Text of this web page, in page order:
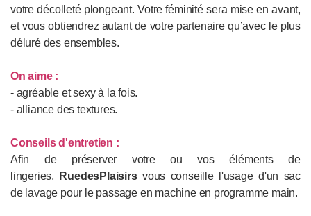
votre décolleté plongeant. Votre féminité sera mise en avant,
et vous obtiendrez autant de votre partenaire qu’avec le plus
déluré des ensembles.
On aime :
- agréable et sexy à la fois.
- alliance des textures.
Conseils d'entretien :
Afin de préserver votre ou vos éléments de
lingeries,
RuedesPlaisirsvous conseille l'usage d'un sac
de lavage pour le passage en machine en programme main.